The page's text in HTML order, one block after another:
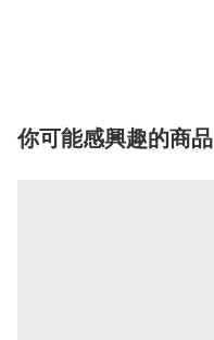
你可能感興趣的商品